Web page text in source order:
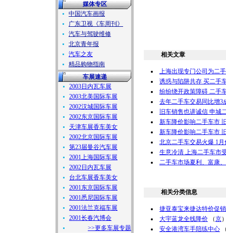
媒体专区
中国汽车画报
广东卫视《车周刊》
汽车与驾驶维修
北京青年报
汽车之友
精品购物指南
车展速递
2003日内瓦车展
2003北美国际车展
2002汉城国际车展
2002东京国际车展
天津车展香车美女
2002北京国际车展
第23届曼谷汽车展
2001上海国际车展
2002日内瓦车展
台北车展香车美女
2001东京国际车展
2001悉尼国际车展
2001法兰克福车展
2001长春汽博会
>>更多车展专题
相关文章
上海出现专门公司为二
诱惑与陷阱共存 买二手
纷纷绕开政策障碍 二手
去年二手车交易同比增3
旧车销售也讲诚信 申城
新车降价影响二手车市
新车降价影响二手车市
北京二手车交易火爆 1
生意冷清 上海二手车市
二手车市场夏利、富康
相关分类信息
捷亚泰宝来捷达特价促销
大宇蓝龙全线降价 （京
安全港湾车手陪练中心